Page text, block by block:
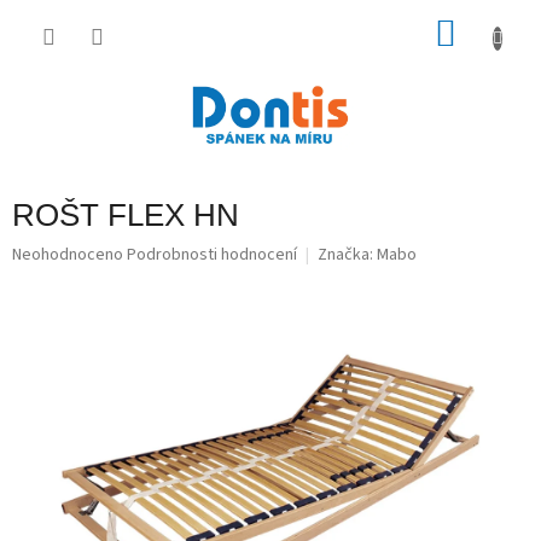
ROŠT FLEX HN
Průměrné
Neohodnoceno Podrobnosti hodnocení Značka: Mabo